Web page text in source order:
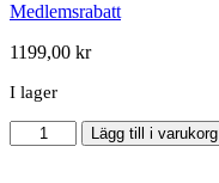
Medlemsrabatt
1199,00 kr
I lager
Askebites
Engelsk
Lägg till i varukorg